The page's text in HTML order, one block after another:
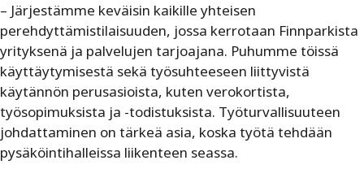
– Järjestämme keväisin kaikille yhteisen
perehdyttämistilaisuuden, jossa kerrotaan Finnparkista
yrityksenä ja palvelujen tarjoajana. Puhumme töissä
käyttäytymisestä sekä työsuhteeseen liittyvistä
käytännön perusasioista, kuten verokortista,
työsopimuksista ja -todistuksista. Työturvallisuuteen
johdattaminen on tärkeä asia, koska työtä tehdään
pysäköintihalleissa liikenteen seassa.